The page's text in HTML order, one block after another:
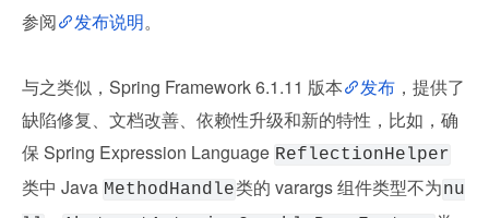
参阅
发布说明。
与之类似，Spring Framework 6.1.11 版本 发布 ，提供了
缺陷修复、文档改善、依赖性升级和新的特性，比如，确
保 Spring Expression Language ReflectionHelper
类中 Java MethodHandle类的 varargs 组件类型不为nu